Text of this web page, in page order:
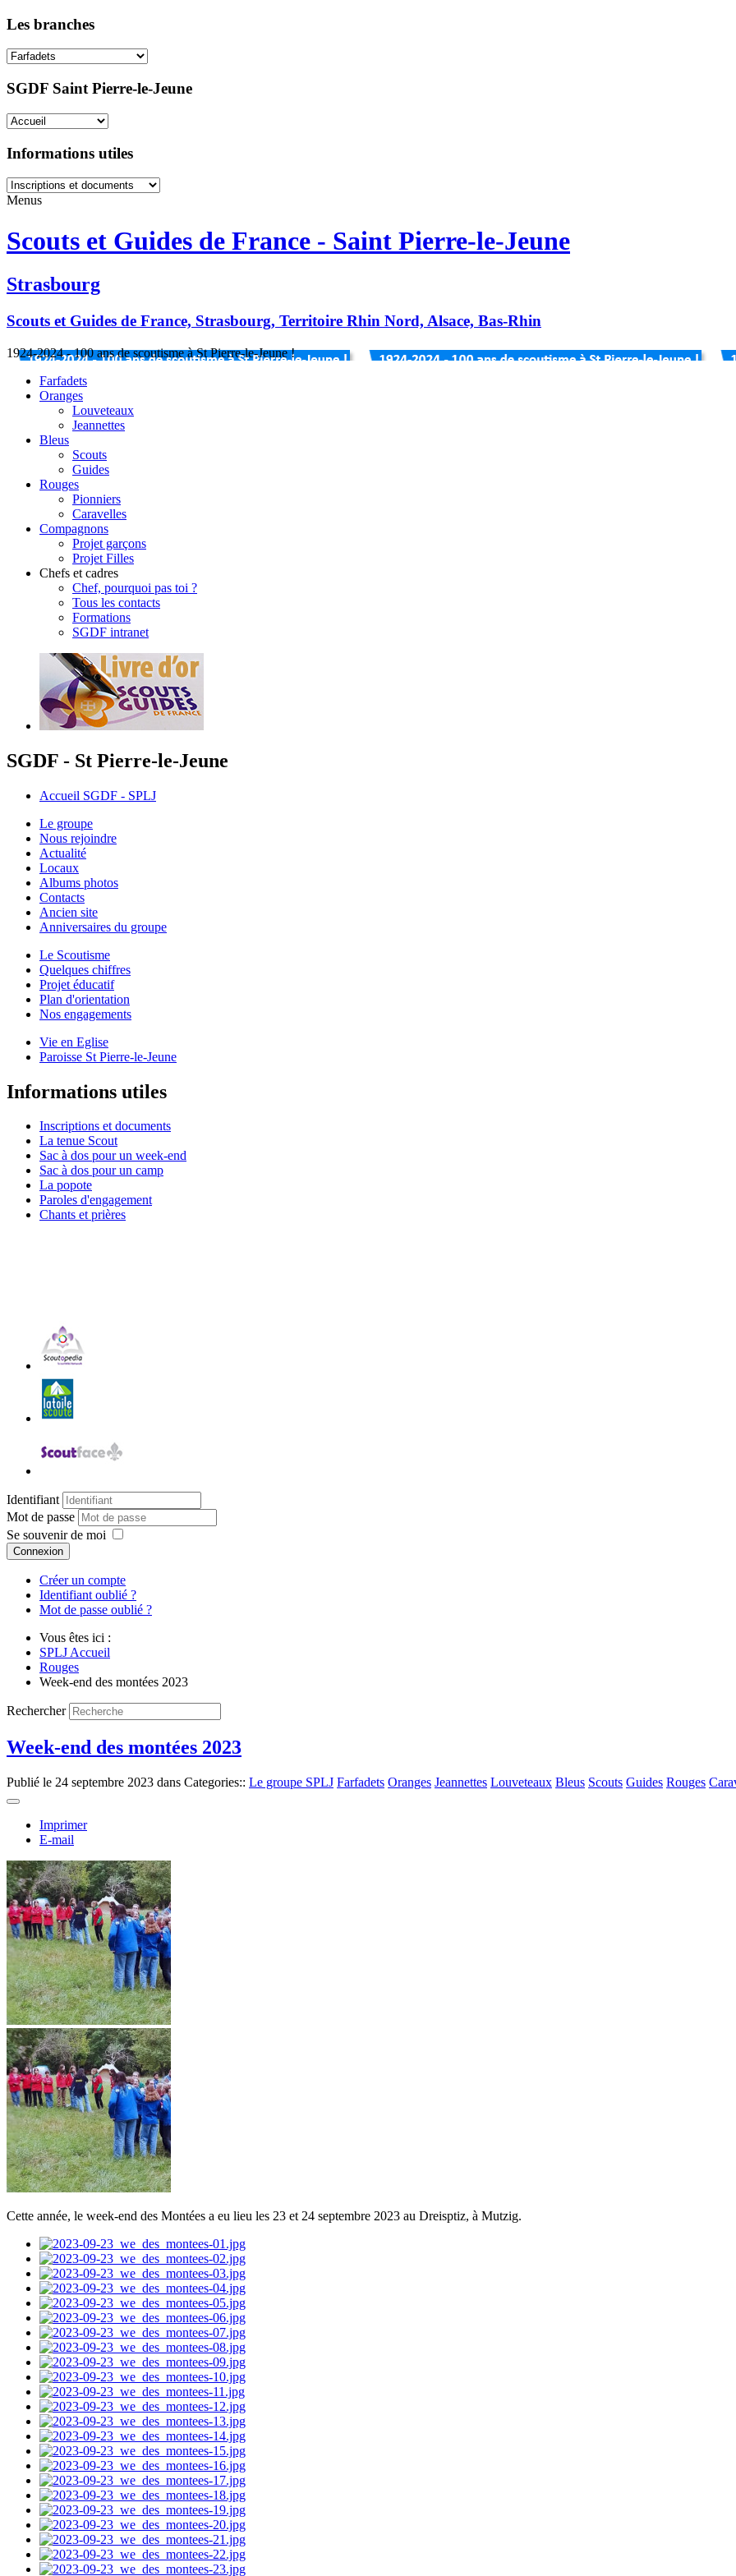
Les branches
SGDF Saint Pierre-le-Jeune
Informations utiles
Menus
Scouts et Guides de France - Saint Pierre-le-Jeune
Strasbourg
Scouts et Guides de France, Strasbourg, Territoire Rhin Nord, Alsace, Bas-Rhin
1924-2024 - 100 ans de scoutisme à St Pierre-le-Jeune !
Farfadets
Oranges
Louveteaux
Jeannettes
Bleus
Scouts
Guides
Rouges
Pionniers
Caravelles
Compagnons
Projet garçons
Projet Filles
Chefs et cadres
Chef, pourquoi pas toi ?
Tous les contacts
Formations
SGDF intranet
SGDF - St Pierre-le-Jeune
Accueil SGDF - SPLJ
Le groupe
Nous rejoindre
Actualité
Locaux
Albums photos
Contacts
Ancien site
Anniversaires du groupe
Le Scoutisme
Quelques chiffres
Projet éducatif
Plan d'orientation
Nos engagements
Vie en Eglise
Paroisse St Pierre-le-Jeune
Informations utiles
Inscriptions et documents
La tenue Scout
Sac à dos pour un week-end
Sac à dos pour un camp
La popote
Paroles d'engagement
Chants et prières
Identifiant
Mot de passe
Se souvenir de moi
Connexion
Créer un compte
Identifiant oublié ?
Mot de passe oublié ?
Vous êtes ici :
SPLJ Accueil
Rouges
Week-end des montées 2023
Rechercher
Week-end des montées 2023
Publié le 24 septembre 2023 dans Categories:: Le groupe SPLJ Farfadets Oranges Jeannettes Louveteaux Bleus Scouts Guides Rouges
Imprimer
E-mail
Cette année, le week-end des Montées a eu lieu les 23 et 24 septembre 2023 au Dreisptiz, à Mutzig.